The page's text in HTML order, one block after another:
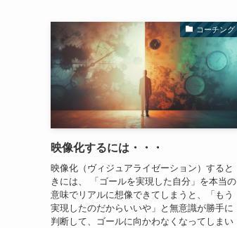
コーチング
映像化するには・・・
映像化（ヴィジュアライゼーション）すると
きには、 「ゴールを実現した自分」を本当の
意味でリアルに想像できてしまうと、「もう
実現したのだからいいや」と無意識が勝手に
判断して、ゴールに向かわなくなってしまい